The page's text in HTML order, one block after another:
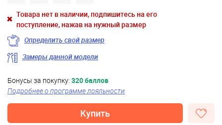
Товара нет в наличии, подпишитесь на его
поступление, нажав на нужный размер
Определить свой размер
Замеры данной модели
Бонусы за покупку: 320 баллов
Подробнее о программе лояльности
Купить